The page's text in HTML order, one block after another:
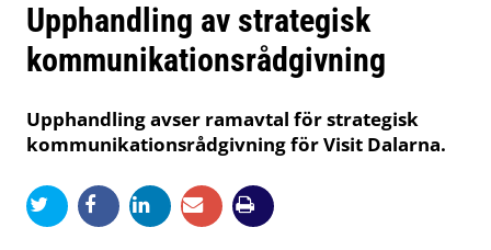
Upphandling av strategisk
kommunikationsrådgivning
Upphandling avser ramavtal för strategisk
kommunikationsrådgivning för Visit Dalarna.